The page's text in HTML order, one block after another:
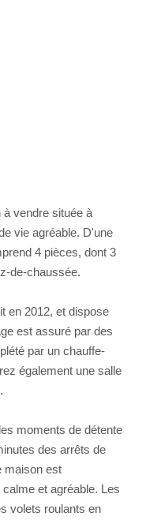
vendre située à
vie agréable. D'une
4 pièces, dont 3
de-chaussée.
en 2012, et dispose
est assuré par des
par un chauffe-
également une salle
moments de détente
des arrêts de
maison est
et agréable. Les
volets roulants en